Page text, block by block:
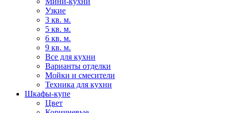
Узкие
3 кв. м.
5 кв. м.
6 кв. м.
9 кв. м.
Все для кухни
Варианты отделки
Мойки и смесители
Техника для кухни
Шкафы-купе
Цвет